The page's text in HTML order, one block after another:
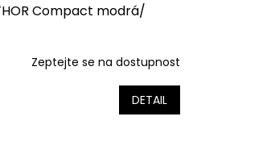
Compact modrá/
Zeptejte se na dostupnost
DETAIL